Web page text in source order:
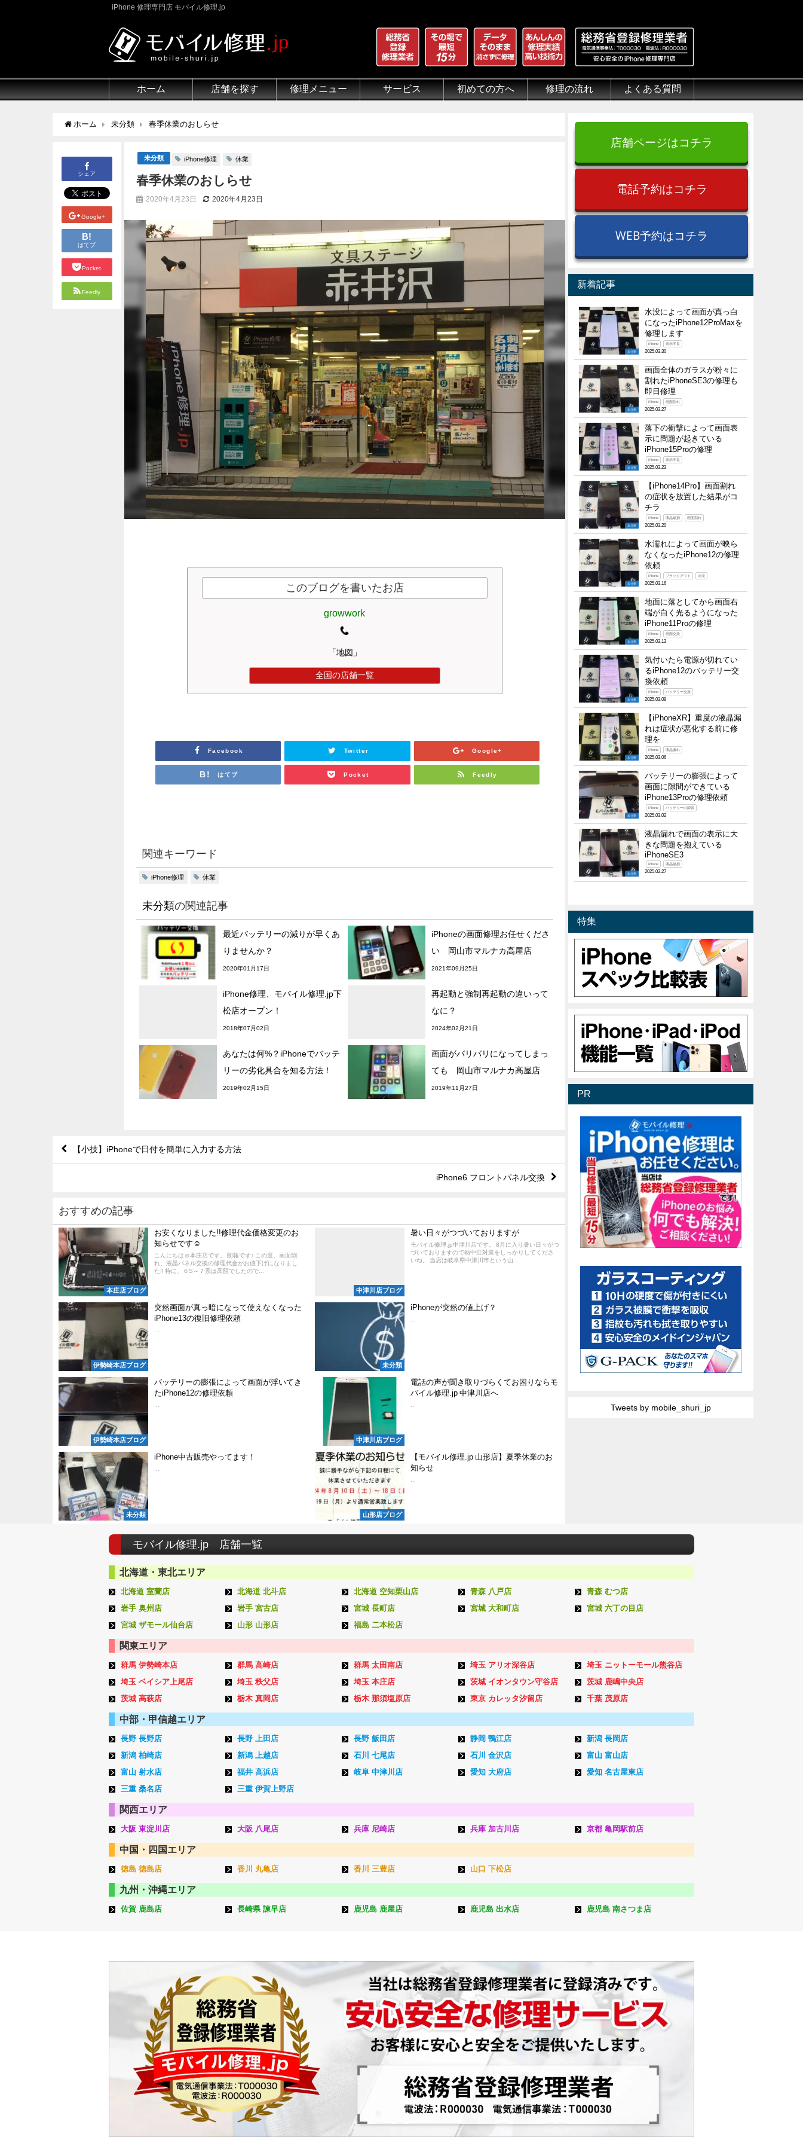
iPhone 修理専門店 モバイル修理.jp
ホーム 店舗を探す 修理メニュー サービス 初めての方へ 修理の流れ よくある質問
ホーム 未分類 春季休業のおしらせ
シェア
Google+
B!
はてブ
Pocket
Feedly
未分類 iPhone修理 休業
春季休業のおしらせ
2020年4月23日 2020年4月23日
このブログを書いたお店
growwork
「地図」
全国の店舗一覧
Facebook Twitter Google+
はてブ Pocket Feedly
関連キーワード
iPhone修理 休業
未分類の関連記事
最近バッテリーの減りが早くあ
りませんか？
2020年01月17日
iPhoneの画面修理お任せくださ
い 岡山市マルナカ高屋店
2021年09月25日
iPhone修理、モバイル修理.jp下
松店オープン！
2018年07月02日
再起動と強制再起動の違いって
なに？
2024年02月21日
あなたは何%？iPhoneでバッテ
リーの劣化具合を知る方法！
2019年02月15日
画面がバリバリになってしまっ
ても 岡山市マルナカ高屋店
2019年11月27日
【小技】iPhoneで日付を簡単に入力する方法
iPhone6 フロントパネル交換
おすすめの記事
本庄店ブログ
お安くなりました!!修理代金価格変更のお
知らせです☺
こんにちは☺本庄店です。 朗報です♪ この度、画面割
れ、液晶パネル交換の修理代金がお値下げになりまし
た!! 特に、６S～７系は高額でしたので...
中津川店ブログ
暑い日々がつづいておりますが
モバイル修理.jp中津川店です。 8月に入り暑い日々がつ
づいておりますので熱中症対策をしっかりしてくださ
いね。 当店は岐阜県中津川市という山...
伊勢崎本店ブログ
突然画面が真っ暗になって使えなくなった
iPhone13の復旧修理依頼
未分類
iPhoneが突然の値上げ？
伊勢崎本店ブログ
バッテリーの膨張によって画面が浮いてき
たiPhone12の修理依頼
中津川店ブログ
電話の声が聞き取りづらくてお困りならモ
バイル修理.jp 中津川店へ
未分類
iPhone中古販売やってます！
山形店ブログ
【モバイル修理.jp 山形店】夏季休業のお
知らせ
店舗ページはコチラ
電話予約はコチラ
WEB予約はコチラ
新着記事
未分類
水没によって画面が真っ白
になったiPhone12ProMaxを
修理します
iPhone 表示不良
2025.03.30
未分類
画面全体のガラスが粉々に
割れたiPhoneSE3の修理も
即日修理
iPhone 画面割れ
2025.03.27
未分類
落下の衝撃によって画面表
示に問題が起きている
iPhone15Proの修理
iPhone 表示不良
2025.03.23
未分類
【iPhone14Pro】画面割れ
の症状を放置した結果がコ
チラ
iPhone 液晶破損 画面割れ
2025.03.20
未分類
水濡れによって画面が映ら
なくなったiPhone12の修理
依頼
iPhone ブラックアウト 水没
2025.03.16
未分類
地面に落としてから画面右
端が白く光るようになった
iPhone11Proの修理
iPhone 画面交換
2025.03.13
未分類
気付いたら電源が切れてい
るiPhone12のバッテリー交
換依頼
iPhone バッテリー交換
2025.03.09
未分類
【iPhoneXR】重度の液晶漏
れは症状が悪化する前に修
理を
iPhone 液晶漏れ
2025.03.06
未分類
バッテリーの膨張によって
画面に隙間ができている
iPhone13Proの修理依頼
iPhone バッテリーの膨張
2025.03.02
未分類
液晶漏れで画面の表示に大
きな問題を抱えている
iPhoneSE3
iPhone 液晶破損
2025.02.27
特集
PR
Tweets by mobile_shuri_jp
モバイル修理.jp 店舗一覧
北海道・東北エリア
北海道 室蘭店 北海道 北斗店 北海道 空知栗山店 青森 八戸店
青森 むつ店
岩手 奥州店
岩手 宮古店 宮城 長町店 宮城 大和町店
宮城 六丁の目店
宮城 ザモール仙台店
山形 山形店 福島 二本松店
関東エリア
群馬 伊勢崎本店 群馬 高崎店 群馬 太田南店 埼玉 アリオ深谷店
埼玉 ニットーモール熊谷店
埼玉 ベイシア上尾店
埼玉 秩父店 埼玉 本庄店 茨城 イオンタウン守谷店
茨城 鹿嶋中央店
茨城 高萩店
栃木 真岡店 栃木 那須塩原店 東京 カレッタ汐留店 千葉 茂原店
中部・甲信越エリア
長野 長野店 長野 上田店 長野 飯田店 静岡 鴨江店
新潟 長岡店
新潟 柏崎店
新潟 上越店 石川 七尾店 石川 金沢店
富山 富山店
富山 射水店
福井 高浜店 岐阜 中津川店 愛知 大府店
愛知 名古屋東店
三重 桑名店
三重 伊賀上野店
関西エリア
大阪 東淀川店 大阪 八尾店 兵庫 尼崎店 兵庫 加古川店 京都 亀岡駅前店
中国・四国エリア
徳島 徳島店 香川 丸亀店 香川 三豊店 山口 下松店
九州・沖縄エリア
佐賀 鹿島店 長崎県 諫早店 鹿児島 鹿屋店 鹿児島 出水店 鹿児島 南さつま店